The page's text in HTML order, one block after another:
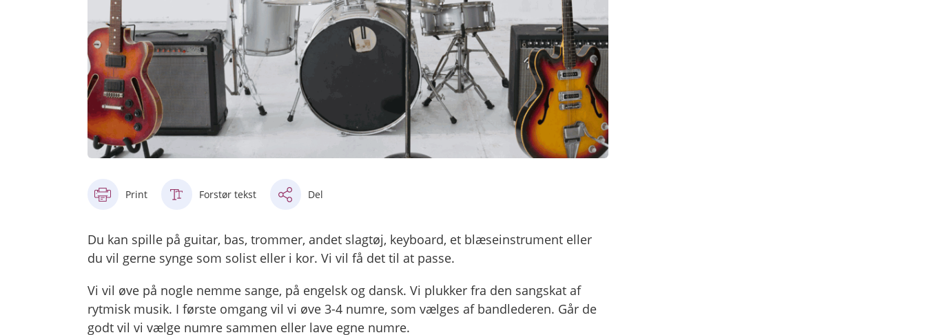
Print Forstør tekst Del
Du kan spille på guitar, bas, trommer, andet slagtøj, keyboard, et blæseinstrument eller
du vil gerne synge som solist eller i kor. Vi vil få det til at passe.
Vi vil øve på nogle nemme sange, på engelsk og dansk. Vi plukker fra den sangskat af
rytmisk musik. I første omgang vil vi øve 3-4 numre, som vælges af bandlederen. Går de
godt vil vi vælge numre sammen eller lave egne numre.